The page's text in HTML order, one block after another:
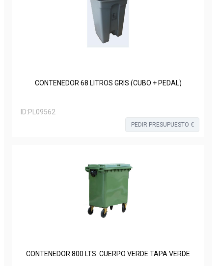
CONTENEDOR 68 LITROS GRIS (CUBO + PEDAL)
ID:PL09562
PEDIR PRESUPUESTO €
CONTENEDOR 800 LTS. CUERPO VERDE TAPA VERDE